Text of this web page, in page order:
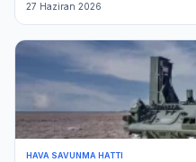
27 Haziran 2026
HAVA SAVUNMA HATTI